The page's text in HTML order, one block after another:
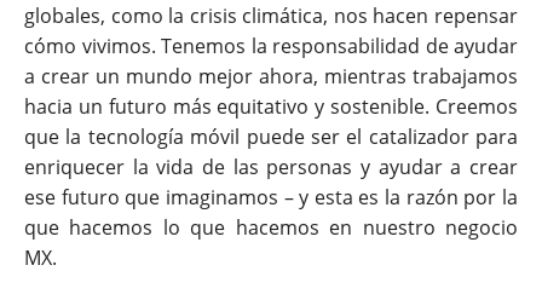
globales, como la crisis climática, nos hacen repensar
cómo vivimos. Tenemos la responsabilidad de ayudar
a crear un mundo mejor ahora, mientras trabajamos
hacia un futuro más equitativo y sostenible. Creemos
que la tecnología móvil puede ser el catalizador para
enriquecer la vida de las personas y ayudar a crear
ese futuro que imaginamos – y esta es la razón por la
que hacemos lo que hacemos en nuestro negocio
MX.